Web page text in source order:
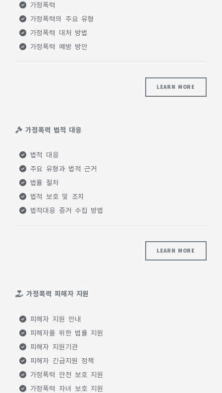
가정폭력
가정폭력의 주요 유형
가정폭력 대처 방법
가정폭력 예방 방안
LEARN MORE
가정폭력 법적 대응
법적 대응
주요 유형과 법적 근거
법률 절차
법적 보호 및 조치
법적대응 증거 수집 방법
LEARN MORE
가정폭력 피해자 지원
피해자 지원 안내
피해자를 위한 법률 지원
피해자 지원기관
피해자 긴급지원 정책
가정폭력 안전 보호 지원
가정폭력 자녀 보호 지원